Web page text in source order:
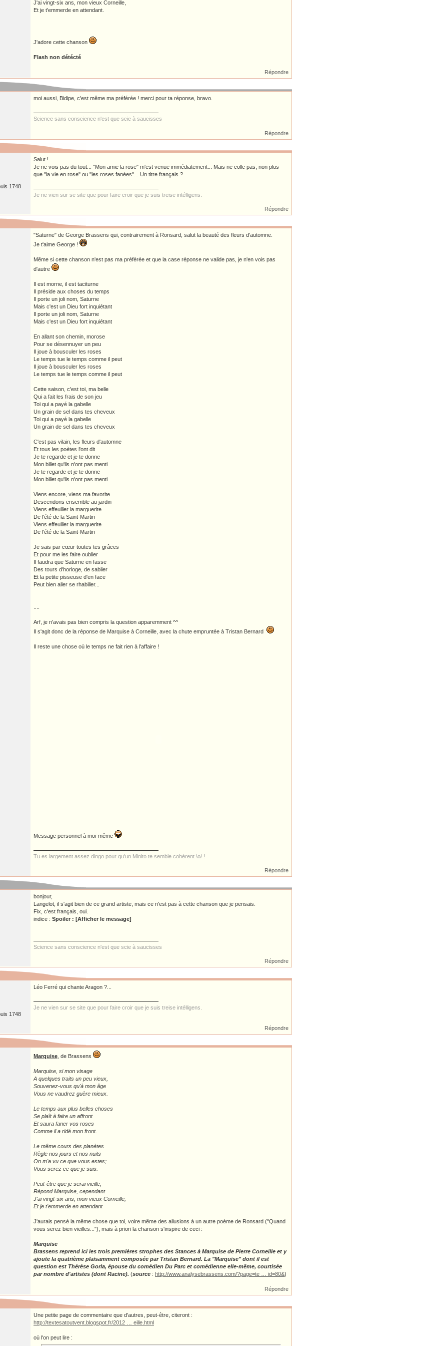
J'ai vingt-six ans, mon vieux Corneille,
Et je t'emmerde en attendant.
J'adore cette chanson
Flash non détécté
Répondre
moi aussi, Bidipe, c'est même ma préférée ! merci pour ta réponse, bravo.
Science sans conscience n'est que scie à saucisses
Répondre
1748
Salut !
Je ne vois pas du tout... "Mon amie la rose" m'est venue immédiatement... Mais ne colle pas, non plus
que "la vie en rose" ou "les roses fanées"... Un titre français ?
Je ne vien sur se site que pour faire croir que je suis treise intélligens.
Répondre
"Saturne" de George Brassens qui, contrairement à Ronsard, salut la beauté des fleurs d'automne.
Je t'aime George !
Même si cette chanson n'est pas ma préférée et que la case réponse ne valide pas, je n'en vois pas
d'autre
Il est morne, il est taciturne
Il préside aux choses du temps
Il porte un joli nom, Saturne
Mais c'est un Dieu fort inquiétant
Il porte un joli nom, Saturne
Mais c'est un Dieu fort inquiétant
En allant son chemin, morose
Pour se désennuyer un peu
Il joue à bousculer les roses
Le temps tue le temps comme il peut
Il joue à bousculer les roses
Le temps tue le temps comme il peut
Cette saison, c'est toi, ma belle
Qui a fait les frais de son jeu
Toi qui a payé la gabelle
Un grain de sel dans tes cheveux
Toi qui a payé la gabelle
Un grain de sel dans tes cheveux
C'est pas vilain, les fleurs d'automne
Et tous les poètes l'ont dit
Je te regarde et je te donne
Mon billet qu'ils n'ont pas menti
Je te regarde et je te donne
Mon billet qu'ils n'ont pas menti
Viens encore, viens ma favorite
Descendons ensemble au jardin
Viens effeuiller la marguerite
De l'été de la Saint-Martin
Viens effeuiller la marguerite
De l'été de la Saint-Martin
Je sais par cœur toutes tes grâces
Et pour me les faire oublier
Il faudra que Saturne en fasse
Des tours d'horloge, de sablier
Et la petite pisseuse d'en face
Peut bien aller se rhabiller...
Arf, je n'avais pas bien compris la question apparemment ^^
Il s'agit donc de la réponse de Marquise à Corneille, avec la chute empruntée à Tristan Bernard
Il reste une chose où le temps ne fait rien à l'affaire !
Message personnel à moi-même
Tu es largement assez dingo pour qu'un Minito te semble cohérent \o/ !
Répondre
bonjour,
Langelot, il s'agit bien de ce grand artiste, mais ce n'est pas à cette chanson que je pensais.
Fix, c'est français, oui.
indice : Spoiler : [Afficher le message]
Science sans conscience n'est que scie à saucisses
Répondre
1748
Léo Ferré qui chante Aragon ?...
Je ne vien sur se site que pour faire croir que je suis treise intélligens.
Répondre
Marquise , de Brassens
Marquise, si mon visage
A quelques traits un peu vieux,
Souvenez-vous qu'à mon âge
Vous ne vaudrez guère mieux.
Le temps aux plus belles choses
Se plaît à faire un affront
Et saura faner vos roses
Comme il a ridé mon front.
Le même cours des planètes
Règle nos jours et nos nuits
On m'a vu ce que vous estes;
Vous serez ce que je suis.
Peut-être que je serai vieille,
Répond Marquise, cependant
J'ai vingt-six ans, mon vieux Corneille,
Et je t'emmerde en attendant
J'aurais pensé la même chose que toi, voire même des allusions à un autre poème de Ronsard ("Quand
vous serez bien vieilles..."), mais à priori la chanson s'inspire de ceci :
Marquise
Brassens reprend ici les trois premières strophes des Stances à Marquise de Pierre Corneille et y
ajoute la quatrième plaisamment composée par Tristan Bernard. La "Marquise" dont il est
question est Thérèse Gorla, épouse du comédien Du Parc et comédienne elle-même, courtisée
par nombre d'artistes (dont Racine). (source : http://www.analysebrassens.com/?page=te … id=80&)
Répondre
Une petite page de commentaire que d'autres, peut-être, citeront :
http://textesatoutvent.blogspot.fr/2012 … eille.html
où l'on peut lire :